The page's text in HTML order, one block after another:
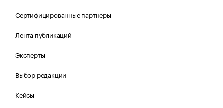
Сертифицированные партнеры
Лента публикаций
Эксперты
Выбор редакции
Кейсы